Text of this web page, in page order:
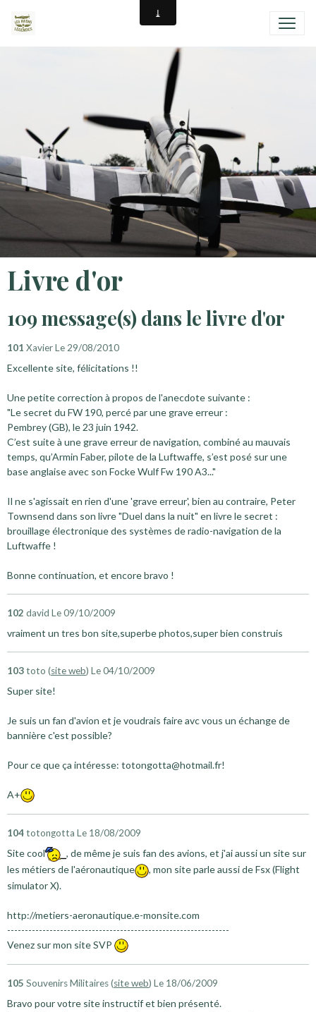
Livre d'or
109 message(s) dans le livre d'or
101 XavierLe 29/08/2010
Excellente site, félicitations !!
Une petite correction à propos de l'anecdote suivante :
"Le secret du FW 190, percé par une grave erreur :
Pembrey (GB), le 23 juin 1942.
C’est suite à une grave erreur de navigation, combiné au mauvais
temps, qu’Armin Faber, pilote de la Luftwaffe, s’est posé sur une
base anglaise avec son Focke Wulf Fw 190 A3..."
Il ne s'agissait en rien d'une 'grave erreur', bien au contraire, Peter
Townsend dans son livre "Duel dans la nuit" en livre le secret :
brouillage électronique des systèmes de radio-navigation de la
Luftwaffe !
Bonne continuation, et encore bravo !
102 david Le 09/10/2009
vraiment un tres bon site,superbe photos,super bien construis
103toto (site web) Le 04/10/2009
Super site!
Je suis un fan d'avion et je voudrais faire avc vous un échange de
bannière c'est possible?
Pour ce que ça intéresse: totongotta@hotmail.fr!
A+
104totongotta Le 18/08/2009
Site cool
, de même je suis fan des avions, et j'ai aussi un site sur
les métiers de l'aéronautique
, mon site parle aussi de Fsx (Flight
simulator X).
http://metiers-aeronautique.e-monsite.com
---------------------------------------------------------------
Venez sur mon site SVP
105 Souvenirs Militaires (site web) Le 18/06/2009
Bravo pour votre site instructif et bien présenté.